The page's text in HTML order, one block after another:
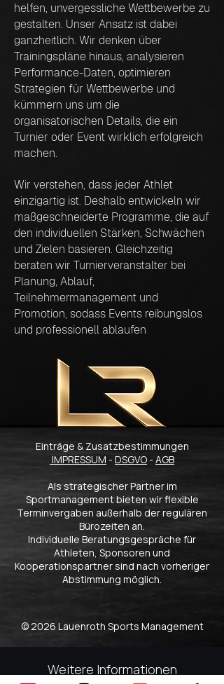
helfen, unvergessliche Wettbewerbe zu
gestalten. Unser Ansatz ist dabei
ganzheitlich. Wir denken über
Trainingspläne hinaus, analysieren
Performance-Daten, optimieren
Strategien für Wettbewerbe und
kümmern uns um die
organisatorischen Details, die ein
Turnier oder Event wirklich erfolgreich
machen.
Wir verstehen, dass jeder Athlet
einzigartig ist. Deshalb entwickeln wir
maßgeschneiderte Programme, die auf
den individuellen Stärken, Schwächen
und Zielen basieren. Gleichzeitig
beraten wir Turnierveranstalter bei
Planung, Ablauf,
Teilnehmermanagement und
Promotion, sodass Events reibungslos
und professionell ablaufen
Einträge & Zusatzbestimmungen
IMPRESSUM - DSGVO- AGB
Als strategischer Partner im
Sportmanagement bieten wir flexible
Terminvergaben außerhalb der regulären
Bürozeiten an.
Individuelle Beratungsgespräche für
Athleten, Sponsoren und
Kooperationspartner sind nach vorheriger
Abstimmung möglich.
© 2026 Lauenroth Sports Management
Weitere Informationen